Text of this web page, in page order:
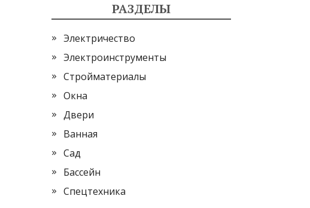
РАЗДЕЛЫ
Электричество
Электроинструменты
Стройматериалы
Окна
Двери
Ванная
Сад
Бассейн
Спецтехника